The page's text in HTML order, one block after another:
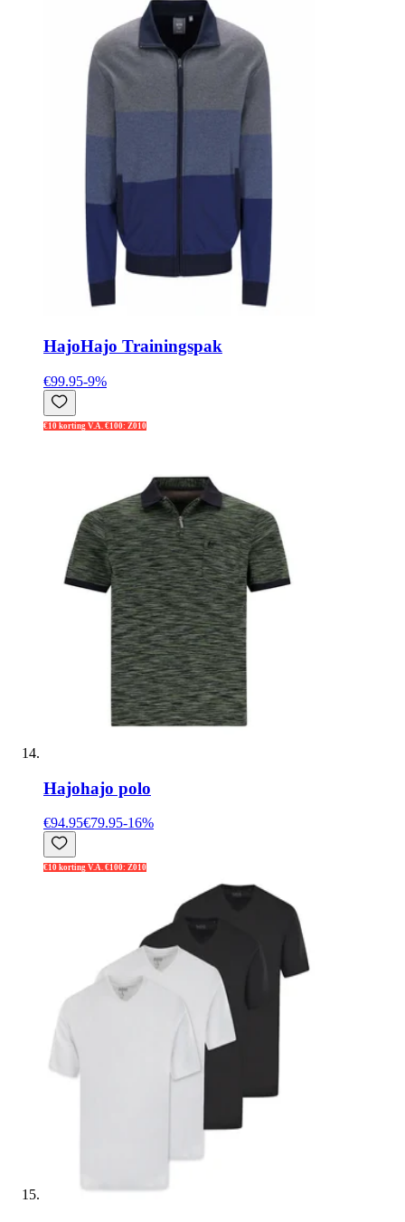
HajoHajo Trainingspak
€99.95-9%
€10 korting V.A. €100: Z010
Hajohajo polo
€94.95€79.95-16%
€10 korting V.A. €100: Z010